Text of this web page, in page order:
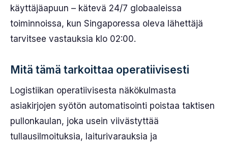
käyttäjäapuun – kätevä 24/7 globaaleissa
toiminnoissa, kun Singaporessa oleva lähettäjä
tarvitsee vastauksia klo 02:00.
Mitä tämä tarkoittaa operatiivisesti
Logistiikan operatiivisesta näkökulmasta
asiakirjojen syötön automatisointi poistaa taktisen
pullonkaulan, joka usein viivästyttää
tullausilmoituksia, laiturivarauksia ja